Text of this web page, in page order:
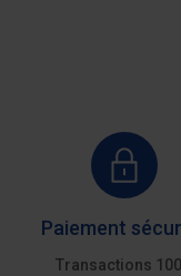
Paiement
Transactions